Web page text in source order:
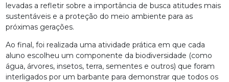
levadas a refletir sobre a importância de busca atitudes mais
sustentáveis e a proteção do meio ambiente para as
próximas gerações.
Ao final, foi realizada uma atividade prática em que cada
aluno escolheu um componente da biodiversidade (como
água, árvores, insetos, terra, sementes e outros) que foram
interligados por um barbante para demonstrar que todos os